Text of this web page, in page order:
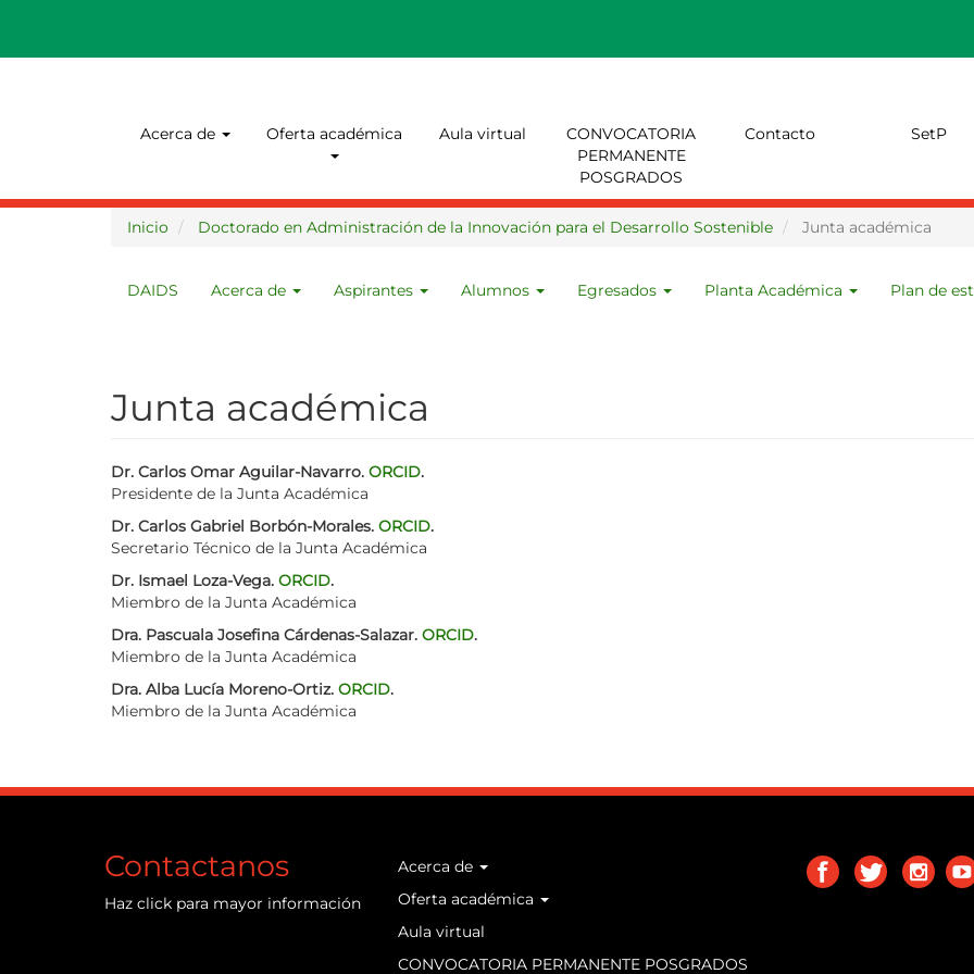
contenido
Navegación
Acerca de Oferta académica Aula virtual
CONVOCATORIA
PERMANENTE
POSGRADOS
Contacto SetP
Inicio Doctorado en Administración de la Innovación para el Desarrollo Sostenible Junta académica
MENU
DAIDS Acerca de Aspirantes Alumnos Egresados Planta Académica Plan de
Junta académica
Dr. Carlos Omar Aguilar-Navarro. ORCID.
Presidente de la Junta Académica
Dr. Carlos Gabriel Borbón-Morales. ORCID.
Secretario Técnico de la Junta Académica
Dr. Ismael Loza-Vega. ORCID.
Miembro de la Junta Académica
Dra. Pascuala Josefina Cárdenas-Salazar. ORCID.
Miembro de la Junta Académica
Dra. Alba Lucía Moreno-Ortiz. ORCID.
Miembro de la Junta Académica
Contactanos
Hazclick para mayor información
Main
navigation
Acerca de
Oferta académica
Aula virtual
CONVOCATORIA PERMANENTE POSGRADOS